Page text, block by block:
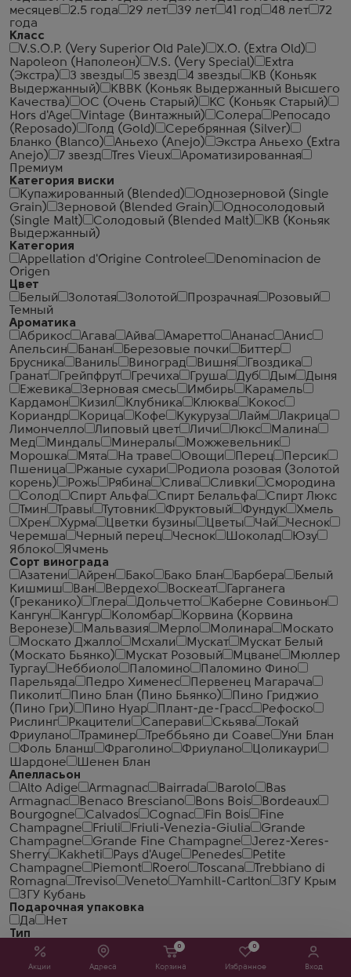
Акции Адреса
0
Корзина
0
Избранное Вход
месяцев
2.5 года 29 лет 39 лет 41 год 48 лет
72
года
Класс
V.S.O.P. (Very Superior Old Pale)
X.O. (Extra Old)
Napoleon (Наполеон)
V.S. (Very Special)
Extra
(Экстра)
3 звезды 5 звезд 4 звезды
КВ (Коньяк
Выдержанный)
КВВК (Коньяк Выдержанный Высшего
Качества)
ОС (Очень Старый)
КС (Коньяк Старый)
Hors d'Age
Vintage (Винтажный) Солера
Репосадо
(Reposado)
Голд (Gold)
Серебрянная (Silver)
Бланко (Blanco)
Аньехо (Anejo)
Экстра Аньехо (Extra
Anejo)
7 звезд Tres Vieux
Ароматизированная
Премиум
Категория виски
Купажированный (Blended)
Однозерновой (Single
Grain)
Зерновой (Blended Grain)
Односолодовый
(Single Malt)
Солодовый (Blended Malt)
КВ (Коньяк
Выдержанный)
Категория
Appellation d'Origine Controlee
Denominacion de
Origen
Цвет
Белый
Золотая Золотой Прозрачная
Розовый
Темный
Ароматика
Абрикос
Агава Айва Амаретто Ананас
Анис
Апельсин
Банан Березовые почки
Биттер
Брусника
Ваниль Виноград Вишня
Гвоздика
Гранат
Грейпфрут Гречиха Груша Дуб Дым
Дыня
Ежевика
Зерновая смесь Имбирь
Карамель
Кардамон
Кизил Клубника Клюква
Кокос
Кориандр
Корица Кофе Кукуруза Лайм
Лакрица
Лимончелло
Липовый цвет Личи Люкс
Малина
Мед
Миндаль Минералы
Можжевельник
Морошка
Мята На траве Овощи Перец
Персик
Пшеница
Ржаные сухари
Родиола розовая (Золотой
корень)
Рожь Рябина Слива Сливки
Смородина
Солод
Спирт Альфа Спирт Белальфа
Спирт Люкс
Тмин
Травы Тутовник Фруктовый Фундук
Хмель
Хрен
Хурма Цветки бузины Цветы Чай
Чеcнок
Черемша
Черный перец Чеснок Шоколад
Юзу
Яблоко
Ячмень
Сорт винограда
Азатени
Айрен Бако Бако Блан Барбера
Белый
Кишмиш
Ван Вердехо Воскеат
Гарганега
(Греканико)
Глера Дольчетто
Каберне Совиньон
Кангун
Кангур Коломбар
Корвина (Корвина
Веронезе)
Мальвазия Мерло Молинара
Москато
Москато Джалло
Мсхали Мускат
Мускат Белый
(Москато Бьянко)
Мускат Розовый Мцване
Мюллер
Тургау
Неббиоло Паломино
Паломино Фино
Парельяда
Педро Хименес
Первенец Магарача
Пиколит
Пино Блан (Пино Бьянко)
Пино Гриджио
(Пино Гри)
Пино Нуар Плант-де-Грасс
Рефоско
Рислинг
Ркацители Саперави Скьява
Токай
Фриулано
Траминер Треббьяно ди Соаве
Уни Блан
Фоль Бланш
Фраголино Фриулано
Цоликаури
Шардоне
Шенен Блан
Апелласьон
Alto Adige
Armagnac Bairrada Barolo
Bas
Armagnac
Benaco Bresciano Bons Bois
Bordeaux
Bourgogne
Calvados Cognac Fin Bois
Fine
Champagne
Friuli Friuli-Venezia-Giulia
Grande
Champagne
Grande Fine Champagne
Jerez-Xeres-
Sherry
Kakheti Pays d'Auge Penedes
Petite
Champagne
Piemont Roero Toscana
Trebbiano di
Romagna
Treviso Veneto Yamhill-Carlton
ЗГУ Крым
ЗГУ Кубань
Подарочная упаковка
Да
Нет
Тип
Классическая
Органическая
Самбука (Sambuca)
Солодовая
Фруктовая
Ароматизированная
Фруктовый
Виноградная Крем-ликёр